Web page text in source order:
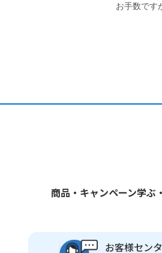
お手数です
商品・キャンペーン学ぶ
お客様セン